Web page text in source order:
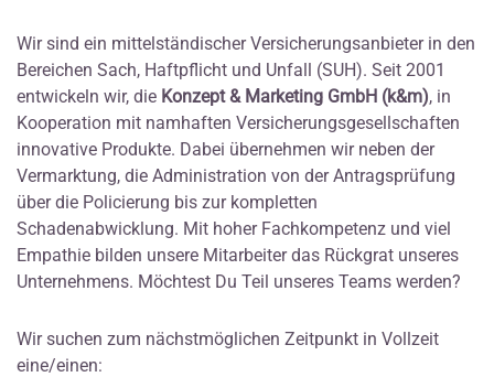
Wir sind ein mittelständischer Versicherungsanbieter in den
Bereichen Sach, Haftpflicht und Unfall (SUH). Seit 2001
entwickeln wir, die Konzept & Marketing GmbH (k&m), in
Kooperation mit namhaften Versicherungsgesellschaften
innovative Produkte. Dabei übernehmen wir neben der
Vermarktung, die Administration von der Antragsprüfung
über die Policierung bis zur kompletten
Schadenabwicklung. Mit hoher Fachkompetenz und viel
Empathie bilden unsere Mitarbeiter das Rückgrat unseres
Unternehmens. Möchtest Du Teil unseres Teams werden?
Wir suchen zum nächstmöglichen Zeitpunkt in Vollzeit
eine/einen: